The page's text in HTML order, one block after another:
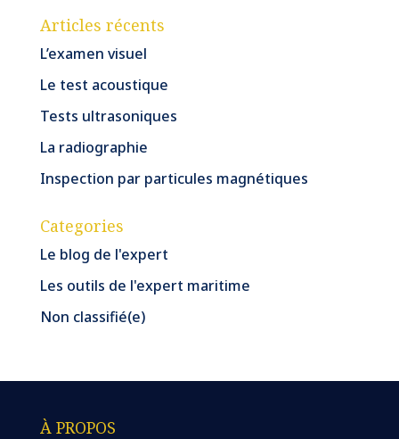
Articles récents
L’examen visuel
Le test acoustique
Tests ultrasoniques
La radiographie
Inspection par particules magnétiques
Categories
Le blog de l'expert
Les outils de l'expert maritime
Non classifié(e)
À PROPOS